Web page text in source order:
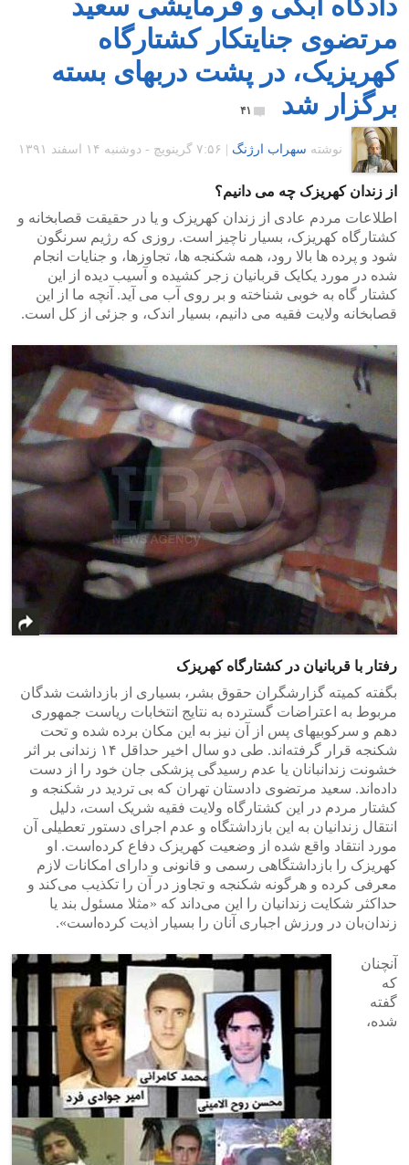
مرتضوی جنایتکار کشتارگاه
کهریزیک، در پشت دربهای بسته
برگزار شد
۴۱
نوشته سهراب ارژنگ ۷:۵۶ گرينويچ - دوشنبه ۱۴ اسفند ۱۳۹۱
از زندان کهریزک چه می دانیم؟
اطلاعات مردم عادی از زندان کهریزک و یا در حقیقت قصابخانه و
کشتارگاه کهریزک، بسیار ناچیز است. روزی که رژیم سرنگون
شود و پرده ها بالا رود، همه شکنجه ها، تجاوزها، و جنایات انجام
شده در مورد یکایک قربانیان زجر کشیده و آسیب دیده از این
کشتار گاه به خوبی شناخته و بر روی آب می آید. آنچه ما از این
قصابخانه ولایت فقیه می دانیم، بسیار اندک، و جزئی از کل است.
رفتار با قربانیان در کشتارگاه کهریزک
بگفته کمیته گزارشگران حقوق بشر، بسیاری از بازداشت شدگان
مربوط به اعتراضات گسترده به نتایج انتخابات ریاست جمهوری
دهم و سرکوبیهای پس از آن نیز به این مکان برده شده و تحت
شکنجه قرار گرفته‌اند. طی دو سال اخیر حداقل ۱۴ زندانی بر اثر
خشونت زندانبانان یا عدم رسیدگی پزشکی جان خود را از دست
داده‌اند. سعید مرتضوی دادستان تهران که بی تردید در شکنجه و
کشتار مردم در این کشتارگاه ولایت فقیه شریک است، دلیل
انتقال زندانیان به این بازداشتگاه و عدم اجرای دستور تعطیلی آن
مورد انتقاد واقع شده از وضعیت کهریزک دفاع کرده‌است. او
کهریزک را بازداشتگاهی رسمی و قانونی و دارای امکانات لازم
معرفی کرده و هرگونه شکنجه و تجاوز در آن را تکذیب می‌کند و
حداکثر شکایت زندانیان را این می‌داند که «مثلا مسئول بند یا
زندان‌بان در ورزش اجباری آنان را بسیار اذیت کرده‌است».
آنچنان
که
گفته
شده،